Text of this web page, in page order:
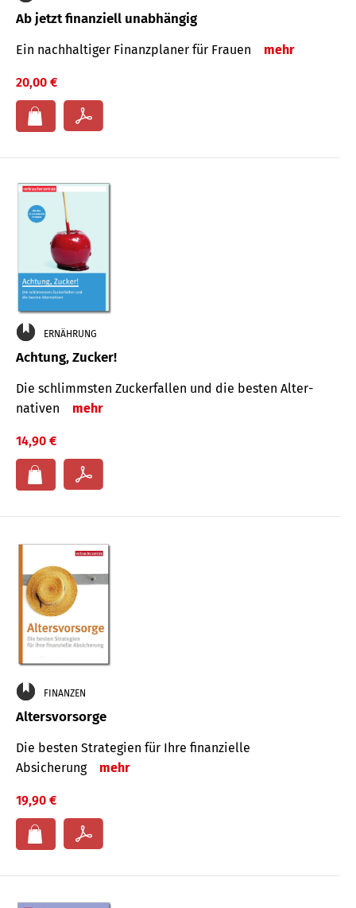
Ab jetzt finanziell unabhängig
Ein nachhaltiger Finanzplaner für Frauen mehr
20,00 €
ERNÄHRUNG
Achtung, Zucker!
Die schlimmsten Zucker­fallen und die besten Alter­
nativen
mehr
14,90 €
FINANZEN
Altersvorsorge
Die besten Strategien für Ihre finanzielle
Absicherung
mehr
19,90 €